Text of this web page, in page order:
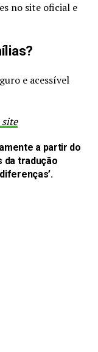
no site oficial e
e acessível
site
a partir do
da tradução